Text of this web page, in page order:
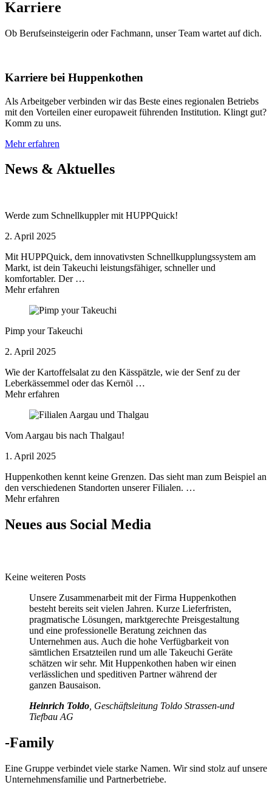
Karriere
Ob Berufseinsteigerin oder Fachmann, unser Team wartet auf dich.
Karriere bei Huppenkothen
Als Arbeitgeber verbinden wir das Beste eines regionalen Betriebs
mit den Vorteilen einer europaweit führenden Institution. Klingt gut?
Komm zu uns.
Mehr erfahren
News & Aktuelles
Werde zum Schnellkuppler mit HUPPQuick!
2. April 2025
Mit HUPPQuick, dem innovativsten Schnell­kupplungs­system am
Markt, ist dein Takeuchi leistungsfähiger, schneller und
komfortabler. Der …
Mehr erfahren
Pimp your Takeuchi
2. April 2025
Wie der Kartoffelsalat zu den Kässpätzle, wie der Senf zu der
Leberkässemmel oder das Kernöl …
Mehr erfahren
Vom Aargau bis nach Thalgau!
1. April 2025
Huppenkothen kennt keine Grenzen. Das sieht man zum Beispiel an
den verschiedenen Standorten unserer Filialen. …
Mehr erfahren
Neues aus Social Media
Keine weiteren Posts
Unsere Zusammenarbeit mit der Firma Huppenkothen
besteht bereits seit vielen Jahren. Kurze Lieferfristen,
pragmatische Lösungen, marktgerechte Preisgestaltung
und eine professionelle Beratung zeichnen das
Unternehmen aus. Auch die hohe Verfügbarkeit von
sämtlichen Ersatzteilen rund um alle Takeuchi Geräte
schätzen wir sehr. Mit Huppenkothen haben wir einen
verlässlichen und speditiven Partner während der
ganzen Bausaison.
Heinrich Toldo , Geschäftsleitung Toldo Strassen-und
Tiefbau AG
-Family
Eine Gruppe verbindet viele starke Namen. Wir sind stolz auf unsere
Unternehmensfamilie und Partnerbetriebe.